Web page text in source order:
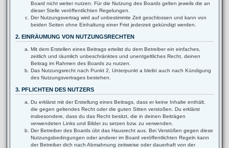
Board nicht weiter nutzen. Für die Nutzung des Boards gelten jeweils die an
dieser Stelle veröffentlichten Regelungen.
Der Nutzungsvertrag wird auf unbestimmte Zeit geschlossen und kann von
beiden Seiten ohne Einhaltung einer Frist jederzeit gekündigt werden.
2. EINRÄUMUNG VON NUTZUNGSRECHTEN
Mit dem Erstellen eines Beitrags erteilst du dem Betreiber ein einfaches,
zeitlich und räumlich unbeschränktes und unentgeltliches Recht, deinen
Beitrag im Rahmen des Boards zu nutzen.
Das Nutzungsrecht nach Punkt 2, Unterpunkt a bleibt auch nach Kündigung
des Nutzungsvertrages bestehen.
3. PFLICHTEN DES NUTZERS
Du erklärst mit der Erstellung eines Beitrags, dass er keine Inhalte enthält,
die gegen geltendes Recht oder die guten Sitten verstoßen. Du erklärst
insbesondere, dass du das Recht besitzt, die in deinen Beiträgen
verwendeten Links und Bilder zu setzen bzw. zu verwenden.
Der Betreiber des Boards übt das Hausrecht aus. Bei Verstößen gegen diese
Nutzungsbedingungen oder anderer im Board veröffentlichten Regeln kann
der Betreiber dich nach Abmahnung zeitweise oder dauerhaft von der